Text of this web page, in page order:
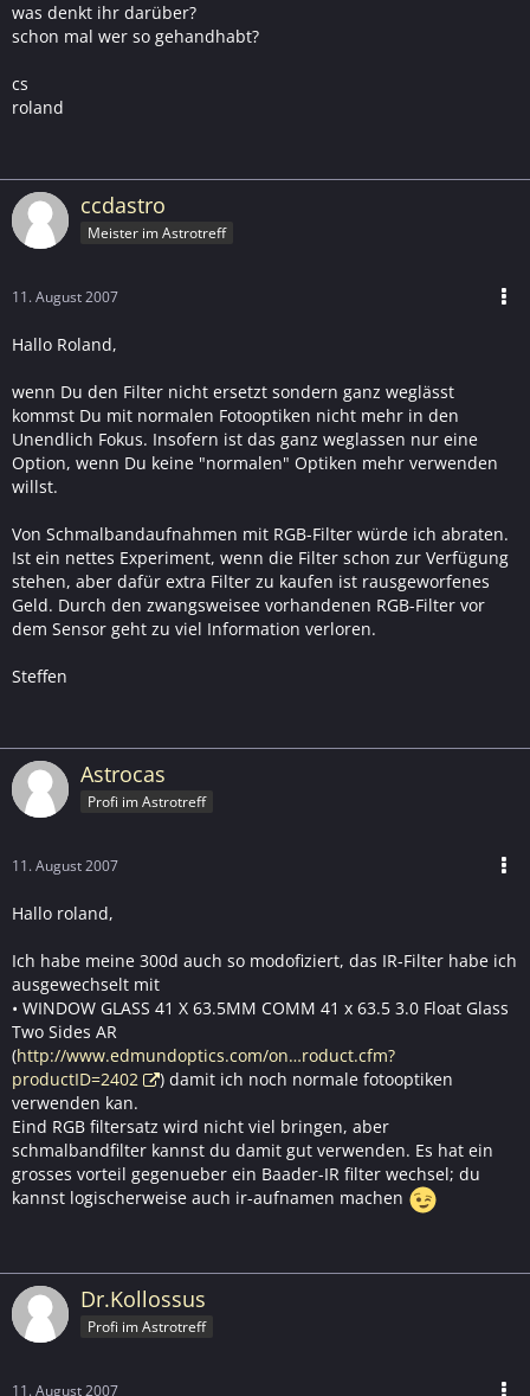
was denkt ihr darüber?
schon mal wer so gehandhabt?
cs
roland
ccdastro
Meister im Astrotreff
11. August 2007
Hallo Roland,
wenn Du den Filter nicht ersetzt sondern ganz weglässt
kommst Du mit normalen Fotooptiken nicht mehr in den
Unendlich Fokus. Insofern ist das ganz weglassen nur eine
Option, wenn Du keine "normalen" Optiken mehr verwenden
willst.
Von Schmalbandaufnahmen mit RGB-Filter würde ich abraten.
Ist ein nettes Experiment, wenn die Filter schon zur Verfügung
stehen, aber dafür extra Filter zu kaufen ist rausgeworfenes
Geld. Durch den zwangsweisee vorhandenen RGB-Filter vor
dem Sensor geht zu viel Information verloren.
Steffen
Astrocas
Profi im Astrotreff
11. August 2007
Hallo roland,
Ich habe meine 300d auch so modofiziert, das IR-Filter habe ich
ausgewechselt mit
• WINDOW GLASS 41 X 63.5MM COMM 41 x 63.5 3.0 Float Glass
Two Sides AR
(http://www.edmundoptics.com/on…roduct.cfm?
productID=2402
) damit ich noch normale fotooptiken
verwenden kan.
Eind RGB filtersatz wird nicht viel bringen, aber
schmalbandfilter kannst du damit gut verwenden. Es hat ein
grosses vorteil gegenueber ein Baader-IR filter wechsel; du
kannst logischerweise auch ir-aufnamen machen
Dr.Kollossus
Profi im Astrotreff
11. August 2007